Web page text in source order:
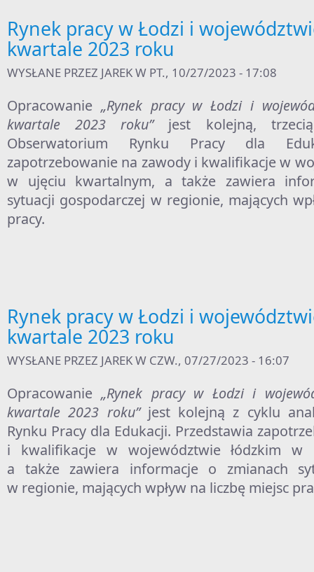
Rynek pracy w Łodzi i
kwartale 2023 roku
WYSŁANE PRZEZ JAREKW PT., 10/27/2023 - 17:08
Opracowanie „Rynek pracy w Łodzi i
kwartale 2023 roku” jest kolejną,
Obserwatorium Rynku Pracy dla
zapotrzebowanie na zawody i kwalifikacje w
w ujęciu kwartalnym, a także zawiera
sytuacji gospodarczej w regionie, mających
pracy.
Rynek pracy w Łodzi i
kwartale 2023 roku
WYSŁANE PRZEZ JAREKW CZW., 07/27/2023 - 16:07
Opracowanie„Rynek pracy w Łodzi i
kwartale 2023 roku” jest kolejną z cyklu
Rynku Pracy dla Edukacji. Przedstawia
i kwalifikacje w województwie łódzkim w
a także zawiera informacje o zmianach
w regionie, mających wpływ na liczbę miejsc